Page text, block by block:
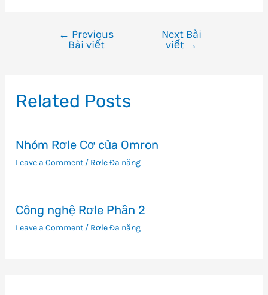
viết
← Previous
Bài viết
Next Bài
viết →
Related Posts
Nhóm Rơle Cơ của Omron
Leave a Comment / Rơle Đa năng
Công nghệ Rơle Phần 2
Leave a Comment / Rơle Đa năng